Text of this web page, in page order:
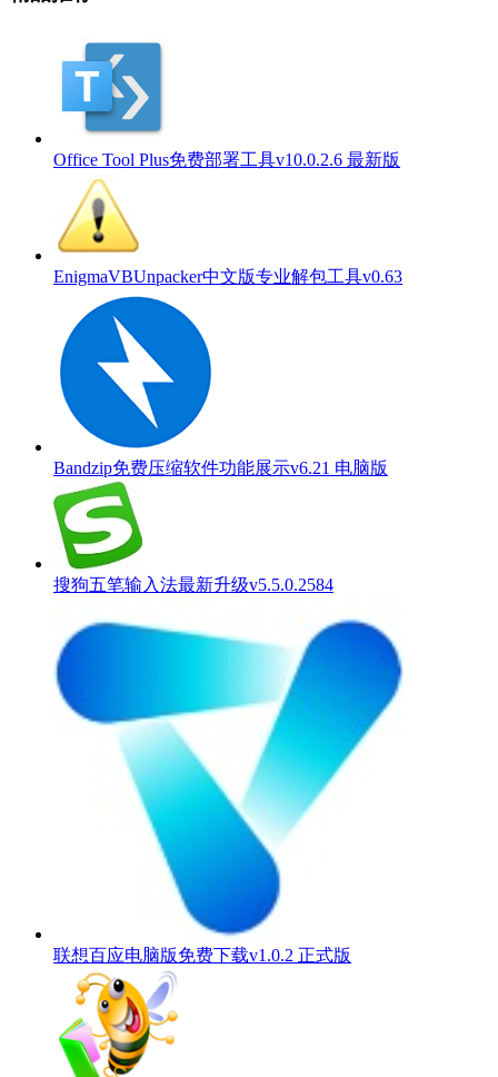
Office Tool Plus免费部署工具v10.0.2.6 最新版
EnigmaVBUnpacker中文版专业解包工具v0.63
Bandzip免费压缩软件功能展示v6.21 电脑版
搜狗五笔输入法最新升级v5.5.0.2584
联想百应电脑版免费下载v1.0.2 正式版